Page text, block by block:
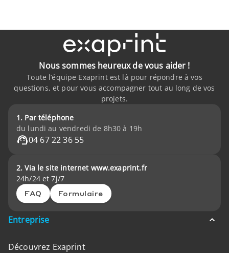
Nous sommes heureux de vous aider !
Toute l’équipe Exaprint est là pour répondre à vos
questions, et pour vous accompagner tout au long de vos
projets.
1. Par téléphone
du lundi au vendredi de 8h30 à 19h
04 67 22 36 55
2. Via le site internet www.exaprint.fr
24h/24 et 7j/7
FAQ Formulaire
Entreprise
Découvrez Exaprint